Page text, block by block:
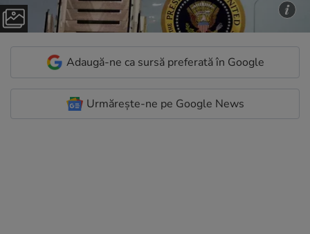
Adaugă-ne ca sursă preferată în Google
Urmărește-ne pe Google News